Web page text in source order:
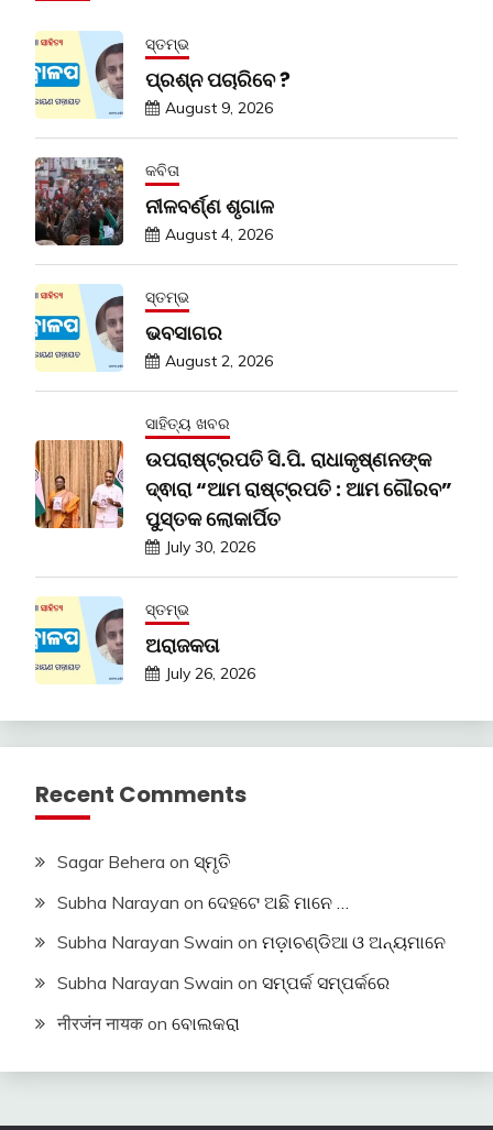
ସ୍ତମ୍ଭ
ପ୍ରଶ୍ନ ପଚାରିବେ ?
August 9, 2026
କବିତା
ନୀଳବର୍ଣ୍ଣ ଶୃଗାଳ
August 4, 2026
ସ୍ତମ୍ଭ
ଭବସାଗର
August 2, 2026
ସାହିତ୍ୟ ଖବର
ଉପରାଷ୍ଟ୍ରପତି ସି.ପି. ରାଧାକୃଷ୍ଣନଙ୍କ
ଦ୍ଵାରା “ଆମ ରାଷ୍ଟ୍ରପତି : ଆମ ଗୌରବ”
ପୁସ୍ତକ ଲୋକାର୍ପିତ
July 30, 2026
ସ୍ତମ୍ଭ
ଅରାଜକତା
July 26, 2026
Recent Comments
Sagar Behera on ସ୍ମୃତି
Subha Narayan on ଦେହଟେ ଅଛି ମାନେ …
Subha Narayan Swain on ମଡ଼ାଚଣ୍ଡିଆ ଓ ଅନ୍ୟମାନେ
Subha Narayan Swain on ସମ୍ପର୍କ ସମ୍ପର୍କରେ
नीरजंन नायक on ବୋଲକରା